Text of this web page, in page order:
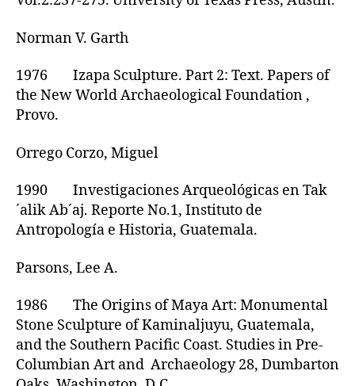
Norman V. Garth
1976 Izapa Sculpture. Part 2: Text. Papers of
the New World Archaeological Foundation ,
Provo.
Orrego Corzo, Miguel
1990 Investigaciones Arqueológicas en Tak
´alik Ab´aj. Reporte No.1, Instituto de
Antropología e Historia, Guatemala.
Parsons, Lee A.
1986 The Origins of Maya Art: Monumental
Stone Sculpture of Kaminaljuyu, Guatemala,
and the Southern Pacific Coast. Studies in Pre-
Columbian Art and Archaeology 28, Dumbarton